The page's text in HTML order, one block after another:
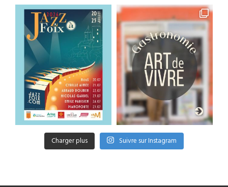
Charger plus Suivre sur Instagram